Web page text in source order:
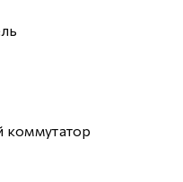
коммутатор